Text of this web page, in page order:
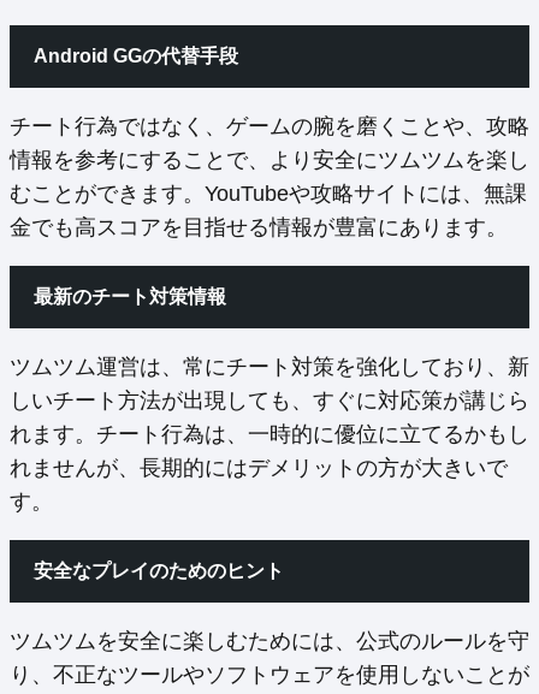
Android GGの代替手段
チート行為ではなく、ゲームの腕を磨くことや、攻略
情報を参考にすることで、より安全にツムツムを楽し
むことができます。YouTubeや攻略サイトには、無課
金でも高スコアを目指せる情報が豊富にあります。
最新のチート対策情報
ツムツム運営は、常にチート対策を強化しており、新
しいチート方法が出現しても、すぐに対応策が講じら
れます。チート行為は、一時的に優位に立てるかもし
れませんが、長期的にはデメリットの方が大きいで
す。
安全なプレイのためのヒント
ツムツムを安全に楽しむためには、公式のルールを守
り、不正なツールやソフトウェアを使用しないことが